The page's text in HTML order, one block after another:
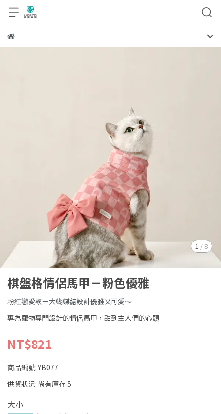
1 / 8
棋盤格情侶馬甲－粉色優雅
粉紅戀愛款－大蝴蝶結設計優雅又可愛～
專為寵物專門設計的情侶馬甲，甜到主人們的心頭
NT$821
商品編號: YB077
供貨狀況: 尚有庫存 5
大小